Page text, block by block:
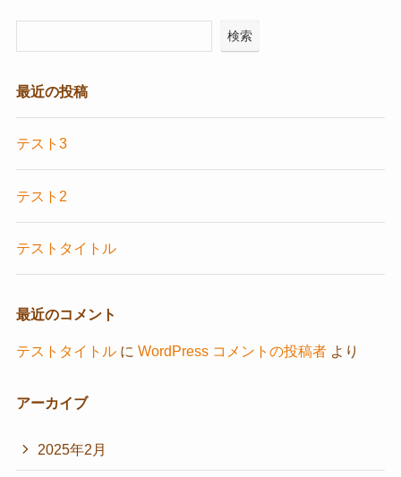
検索
最近の投稿
テスト3
テスト2
テストタイトル
最近のコメント
テストタイトルに WordPress コメントの投稿者より
アーカイブ
2025年2月